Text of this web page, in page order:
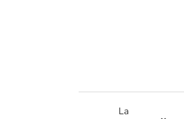
La